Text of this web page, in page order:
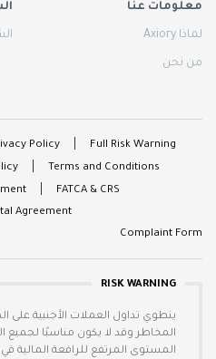
معلومات عنا
لماذا Axiory
من نحن
Full Risk Warning
Policy
Terms and Conditions
FATCA & CRS
Agreement
Complaint Form
RISK WARNING
ينطوي تداول العملات الأجنبية
المخاطر وقد لا يكون مناسبًا
المستوى المرتفع للرافعة